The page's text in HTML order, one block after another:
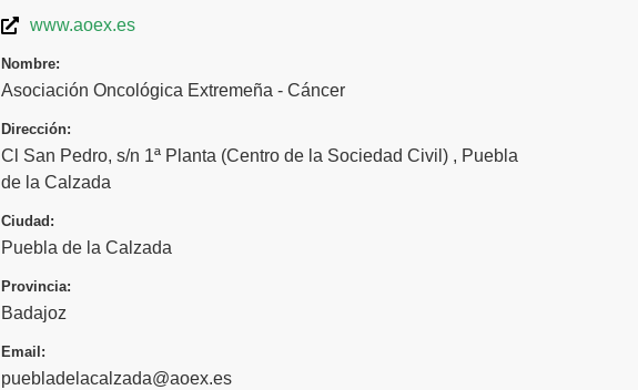
www.aoex.es
Nombre:
Asociación Oncológica Extremeña - Cáncer
Dirección:
Cl San Pedro, s/n 1ª Planta (Centro de la Sociedad Civil) , Puebla
de la Calzada
Ciudad:
Puebla de la Calzada
Provincia:
Badajoz
Email:
puebladelacalzada@aoex.es